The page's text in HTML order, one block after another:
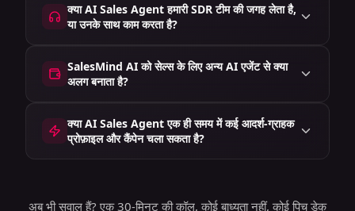
क्या AI Sales Agent हमारी SDR टीम की जगह लेता है,
या उनके साथ काम करता है?
SalesMind AI को सेल्स के लिए अन्य AI एजेंट से क्या
अलग बनाता है?
क्या AI Sales Agent एक ही समय में कई आदर्श-ग्राहक
प्रोफ़ाइल और कैंपेन चला सकता है?
अब भी सवाल हैं? एक 30-मिनट की कॉल, कोई बाध्यता नहीं, कोई पिच डेक